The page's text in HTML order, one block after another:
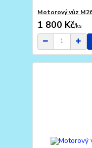
Motorový vůz
1 800 Kč/ks